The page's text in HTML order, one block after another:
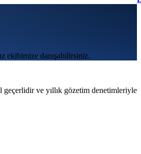
ekibimize danışabilirsiniz.
geçerlidir ve yıllık gözetim denetimleriyle